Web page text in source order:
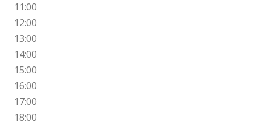
11:00
12:00
13:00
14:00
15:00
16:00
17:00
18:00